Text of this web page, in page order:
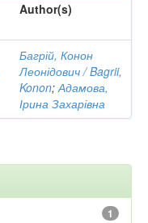
Author(s)
Багрій, Конон
Леонідович / Bagrii,
Konon;Адамова,
Ірина Захарівна
1